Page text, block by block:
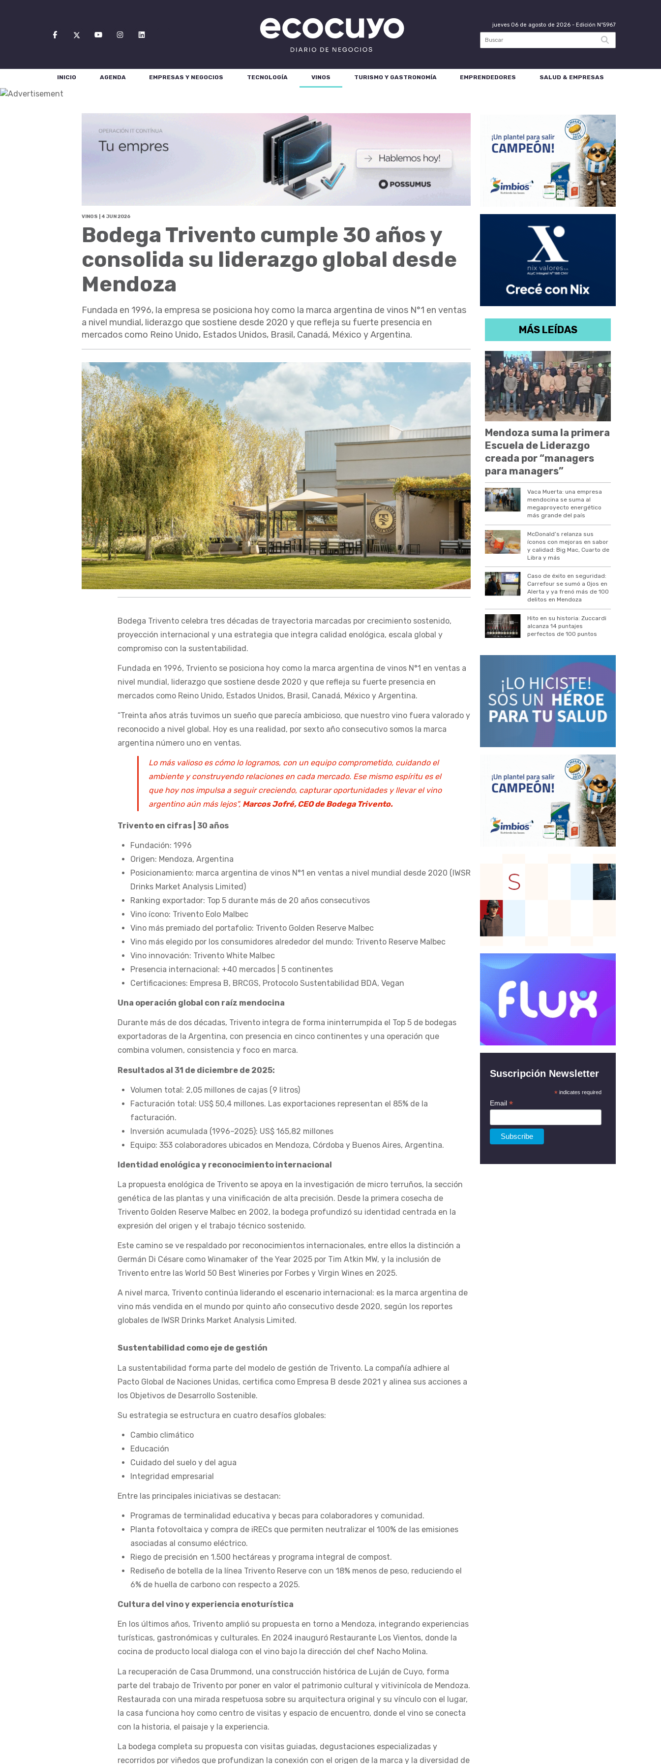
jueves 06 de agosto de 2026 - Edición Nº5967
INICIO AGENDA EMPRESAS Y NEGOCIOS TECNOLOGÍA VINOS TURISMO Y GASTRONOMÍA EMPRENDEDORES SALUD & EMPRESAS
VINOS | 4 JUN 2026
Bodega Trivento cumple 30 años y
consolida su liderazgo global desde
Mendoza
Fundada en 1996, la empresa se posiciona hoy como la marca argentina de vinos N°1 en ventas
a nivel mundial, liderazgo que sostiene desde 2020 y que refleja su fuerte presencia en
mercados como Reino Unido, Estados Unidos, Brasil, Canadá, México y Argentina.
Bodega Trivento celebra tres décadas de trayectoria marcadas por crecimiento sostenido,
proyección internacional y una estrategia que integra calidad enológica, escala global y
compromiso con la sustentabilidad.
Fundada en 1996, Trviento se posiciona hoy como la marca argentina de vinos N°1 en ventas a
nivel mundial, liderazgo que sostiene desde 2020 y que refleja su fuerte presencia en
mercados como Reino Unido, Estados Unidos, Brasil, Canadá, México y Argentina.
“Treinta años atrás tuvimos un sueño que parecía ambicioso, que nuestro vino fuera valorado y
reconocido a nivel global. Hoy es una realidad, por sexto año consecutivo somos la marca
argentina número uno en ventas.
Lo más valioso es cómo lo logramos, con un equipo comprometido, cuidando el
ambiente y construyendo relaciones en cada mercado. Ese mismo espíritu es el
que hoy nos impulsa a seguir creciendo, capturar oportunidades y llevar el vino
argentino aún más lejos", Marcos Jofré, CEO de Bodega Trivento.
Trivento en cifras | 30 años
Fundación: 1996
Origen: Mendoza, Argentina
Posicionamiento: marca argentina de vinos N°1 en ventas a nivel mundial desde 2020 (IWSR
Drinks Market Analysis Limited)
Ranking exportador: Top 5 durante más de 20 años consecutivos
Vino ícono: Trivento Eolo Malbec
Vino más premiado del portafolio: Trivento Golden Reserve Malbec
Vino más elegido por los consumidores alrededor del mundo: Trivento Reserve Malbec
Vino innovación: Trivento White Malbec
Presencia internacional: +40 mercados | 5 continentes
Certificaciones: Empresa B, BRCGS, Protocolo Sustentabilidad BDA, Vegan
Una operación global con raíz mendocina
Durante más de dos décadas, Trivento integra de forma ininterrumpida el Top 5 de bodegas
exportadoras de la Argentina, con presencia en cinco continentes y una operación que
combina volumen, consistencia y foco en marca.
Resultados al 31 de diciembre de 2025:
Volumen total: 2,05 millones de cajas (9 litros)
Facturación total: US$ 50,4 millones. Las exportaciones representan el 85% de la
facturación.
Inversión acumulada (1996–2025): US$ 165,82 millones
Equipo: 353 colaboradores ubicados en Mendoza, Córdoba y Buenos Aires, Argentina.
Identidad enológica y reconocimiento internacional
La propuesta enológica de Trivento se apoya en la investigación de micro terruños, la sección
genética de las plantas y una vinificación de alta precisión. Desde la primera cosecha de
Trivento Golden Reserve Malbec en 2002, la bodega profundizó su identidad centrada en la
expresión del origen y el trabajo técnico sostenido.
Este camino se ve respaldado por reconocimientos internacionales, entre ellos la distinción a
Germán Di Césare como Winamaker of the Year 2025 por Tim Atkin MW, y la inclusión de
Trivento entre las World 50 Best Wineries por Forbes y Virgin Wines en 2025.
A nivel marca, Trivento continúa liderando el escenario internacional: es la marca argentina de
vino más vendida en el mundo por quinto año consecutivo desde 2020, según los reportes
globales de IWSR Drinks Market Analysis Limited.
Sustentabilidad como eje de gestión
La sustentabilidad forma parte del modelo de gestión de Trivento. La compañía adhiere al
Pacto Global de Naciones Unidas, certifica como Empresa B desde 2021 y alinea sus acciones a
los Objetivos de Desarrollo Sostenible.
Su estrategia se estructura en cuatro desafíos globales:
Cambio climático
Educación
Cuidado del suelo y del agua
Integridad empresarial
Entre las principales iniciativas se destacan:
Programas de terminalidad educativa y becas para colaboradores y comunidad.
Planta fotovoltaica y compra de iRECs que permiten neutralizar el 100% de las emisiones
asociadas al consumo eléctrico.
Riego de precisión en 1.500 hectáreas y programa integral de compost.
Rediseño de botella de la línea Trivento Reserve con un 18% menos de peso, reduciendo el
6% de huella de carbono con respecto a 2025.
Cultura del vino y experiencia enoturística
En los últimos años, Trivento amplió su propuesta en torno a Mendoza, integrando experiencias
turísticas, gastronómicas y culturales. En 2024 inauguró Restaurante Los Vientos, donde la
cocina de producto local dialoga con el vino bajo la dirección del chef Nacho Molina.
La recuperación de Casa Drummond, una construcción histórica de Luján de Cuyo, forma
parte del trabajo de Trivento por poner en valor el patrimonio cultural y vitivinícola de Mendoza.
Restaurada con una mirada respetuosa sobre su arquitectura original y su vínculo con el lugar,
la casa funciona hoy como centro de visitas y espacio de encuentro, donde el vino se conecta
con la historia, el paisaje y la experiencia.
La bodega completa su propuesta con visitas guiadas, degustaciones especializadas y
recorridos por viñedos que profundizan la conexión con el origen de la marca y la diversidad de
MÁS LEÍDAS
Mendoza suma la primera
Escuela de Liderazgo
creada por “managers
para managers”
Vaca Muerta: una empresa
mendocina se suma al
megaproyecto energético
más grande del país
McDonald’s relanza sus
íconos con mejoras en sabor
y calidad: Big Mac, Cuarto de
Libra y más
Caso de éxito en seguridad:
Carrefour se sumó a Ojos en
Alerta y ya frenó más de 100
delitos en Mendoza
Hito en su historia: Zuccardi
alcanza 14 puntajes
perfectos de 100 puntos
Suscripción Newsletter
*indicates required
Email*